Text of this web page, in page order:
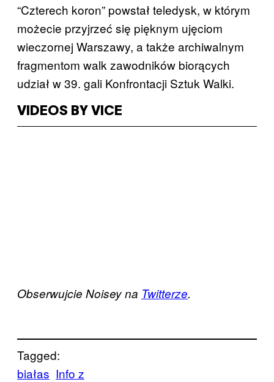
“Czterech koron” powstał teledysk, w którym
możecie przyjrzeć się pięknym ujęciom
wieczornej Warszawy, a także archiwalnym
fragmentom walk zawodników biorących
udział w 39. gali Konfrontacji Sztuk Walki.
VIDEOS BY VICE
Obserwujcie Noisey na Twitterze.
Tagged:
białas Info z